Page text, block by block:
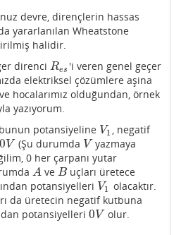
devre, dirençlerin hassas
yararlanılan Wheatstone
halidir.
direnci Res
Res 'i veren genel geçer
elektriksel çözümlere aşina
hocalarımız olduğundan, örnek
yazıyorum.
potansiyeline V1
V1 , negatif
0V
0V (Şu durumda V
V yazmaya
0 her çarpanı yutar
A
A ve B
B uçları üretece
potansiyelleri V1
V1 olacaktır.
da üretecin negatif kutbuna
potansiyelleri 0V
0V olur.